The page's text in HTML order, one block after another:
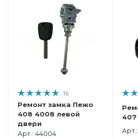
16
Ремонт замка Пежо
408 4008 левой
двери
Арт.: 44004
407